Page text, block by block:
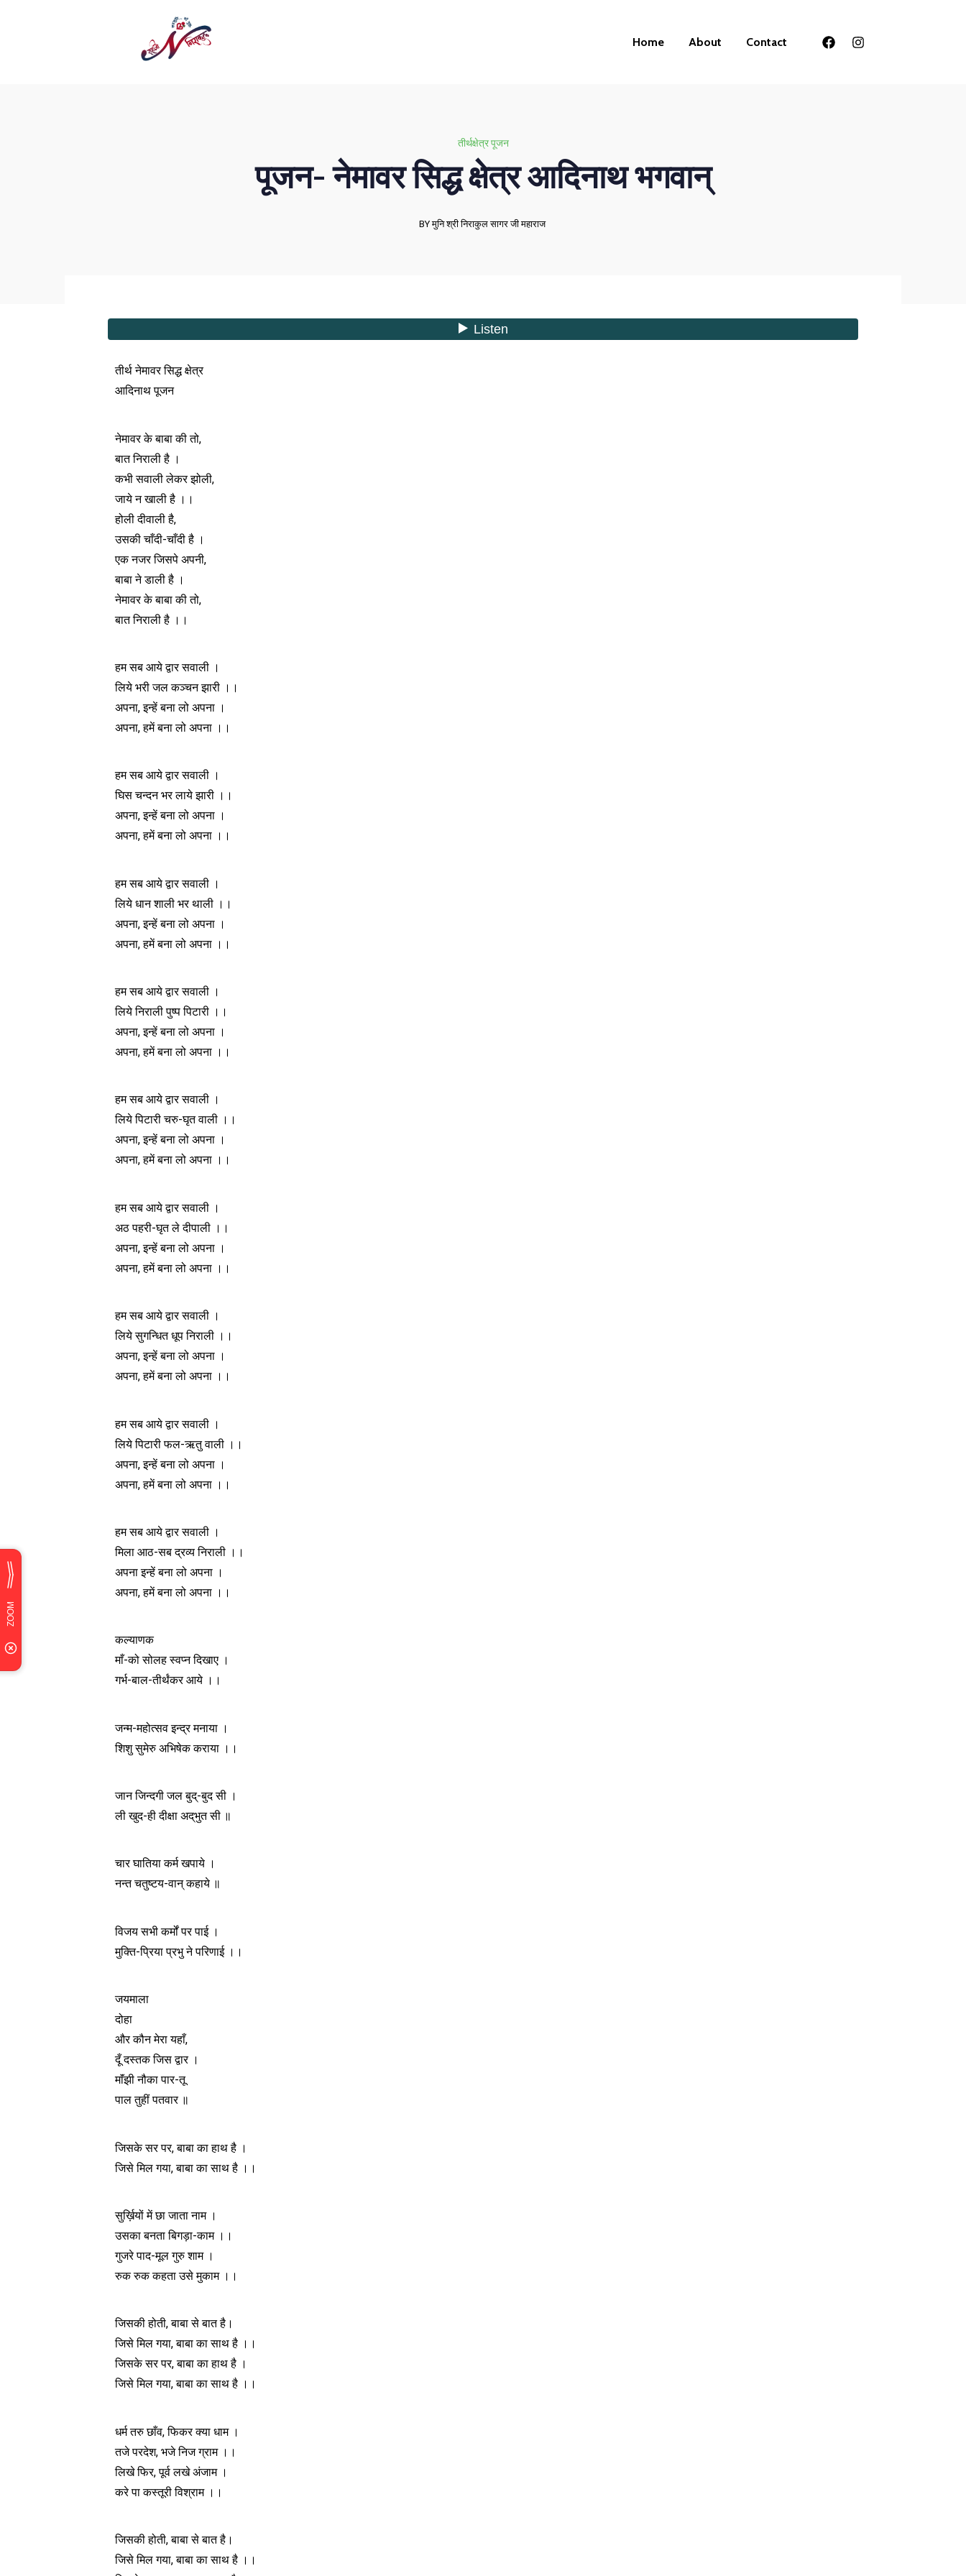
Home About Contact
तीर्थक्षेत्र पूजन
पूजन- नेमावर सिद्ध क्षेत्र आदिनाथ भगवान्
BY मुनि श्री निराकुल सागर जी महाराज
तीर्थ नेमावर सिद्ध क्षेत्र
आदिनाथ पूजन
नेमावर के बाबा की तो,
बात निराली है ।
कभी सवाली लेकर झोली,
जाये न खाली है ।।
होली दीवाली है,
उसकी चाँदी-चाँदी है ।
एक नजर जिसपे अपनी,
बाबा ने डाली है ।
नेमावर के बाबा की तो,
बात निराली है ।।
हम सब आये द्वार सवाली ।
लिये भरी जल कञ्चन झारी ।।
अपना, इन्हें बना लो अपना ।
अपना, हमें बना लो अपना ।।
हम सब आये द्वार सवाली ।
घिस चन्दन भर लाये झारी ।।
अपना, इन्हें बना लो अपना ।
अपना, हमें बना लो अपना ।।
हम सब आये द्वार सवाली ।
लिये धान शाली भर थाली ।।
अपना, इन्हें बना लो अपना ।
अपना, हमें बना लो अपना ।।
हम सब आये द्वार सवाली ।
लिये निराली पुष्प पिटारी ।।
अपना, इन्हें बना लो अपना ।
अपना, हमें बना लो अपना ।।
हम सब आये द्वार सवाली ।
लिये पिटारी चरु-घृत वाली ।।
अपना, इन्हें बना लो अपना ।
अपना, हमें बना लो अपना ।।
हम सब आये द्वार सवाली ।
अठ पहरी-घृत ले दीपाली ।।
अपना, इन्हें बना लो अपना ।
अपना, हमें बना लो अपना ।।
हम सब आये द्वार सवाली ।
लिये सुगन्धित धूप निराली ।।
अपना, इन्हें बना लो अपना ।
अपना, हमें बना लो अपना ।।
हम सब आये द्वार सवाली ।
लिये पिटारी फल-ऋतु वाली ।।
अपना, इन्हें बना लो अपना ।
अपना, हमें बना लो अपना ।।
हम सब आये द्वार सवाली ।
मिला आठ-सब द्रव्य निराली ।।
अपना इन्हें बना लो अपना ।
अपना, हमें बना लो अपना ।।
कल्याणक
माँ-को सोलह स्वप्न दिखाए ।
गर्भ-बाल-तीर्थंकर आये ।।
जन्म-महोत्सव इन्द्र मनाया ।
शिशु सुमेरु अभिषेक कराया ।।
जान जिन्दगी जल बुद्-बुद सी ।
ली खुद-ही दीक्षा अद्‌भुत सी ॥
चार घातिया कर्म खपाये ।
नन्त चतुष्टय-वान् कहाये ॥
विजय सभी कर्मों पर पाई ।
मुक्ति-प्रिया प्रभु ने परिणाई ।।
जयमाला
दोहा
और कौन मेरा यहाँ,
दूँ दस्तक जिस द्वार ।
माॅंझी नौका पार-तू
पाल तुहीं पतवार ॥
जिसके सर पर, बाबा का हाथ है ।
जिसे मिल गया, बाबा का साथ है ।।
सुर्ख़ियों में छा जाता नाम ।
उसका बनता बिगड़ा-काम ।।
गुजरे पाद-मूल गुरु शाम ।
रुक रुक कहता उसे मुकाम ।।
जिसकी होती, बाबा से बात है।
जिसे मिल गया, बाबा का साथ है ।।
जिसके सर पर, बाबा का हाथ है ।
जिसे मिल गया, बाबा का साथ है ।।
धर्म तरु छाँव, फिकर क्या धाम ।
तजे परदेश, भजे निज ग्राम ।।
लिखे फिर, पूर्व लखे अंजाम‌ ।
करे पा कस्तूरी विश्राम ।।
जिसकी होती, बाबा से बात है।
जिसे मिल गया, बाबा का साथ है ।।